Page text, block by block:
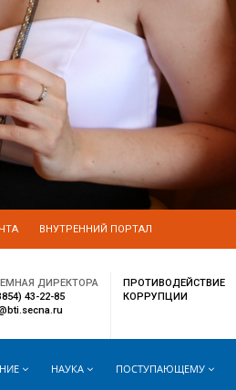
ВНУТРЕННИЙ ПОРТАЛ
ДИРЕКТОРА
43-22-85
ПРОТИВОДЕЙСТВИЕ
КОРРУПЦИИ
НАУКА ПОСТУПАЮЩЕМУ